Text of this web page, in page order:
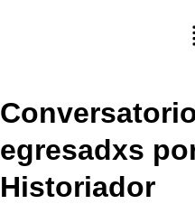
egresadxs
Historiador